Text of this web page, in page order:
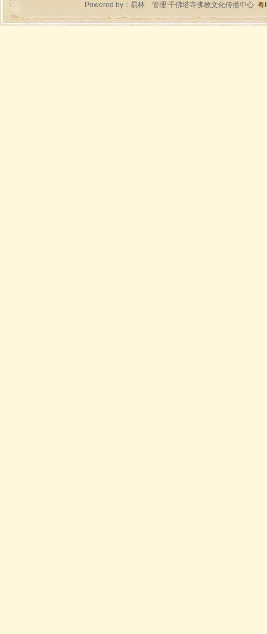
Powered by： 易林管理:千佛塔寺佛教文化传播中心 粤